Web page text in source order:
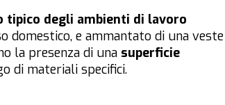
tipico degli ambienti di lavoro
domestico, e ammantato di una veste
la presenza di una superficie
di materiali specifici.